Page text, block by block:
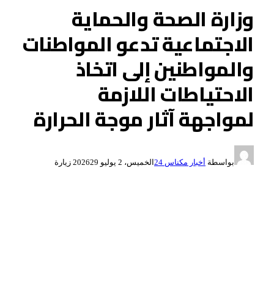
وزارة الصحة والحماية
الاجتماعية تدعو المواطنات
والمواطنين إلى اتخاذ
الاحتياطات اللازمة
لمواجهة آثار موجة الحرارة
بواسطة أخبار مكناس 24 الخميس، 2 يوليو 2026 29 زيارة